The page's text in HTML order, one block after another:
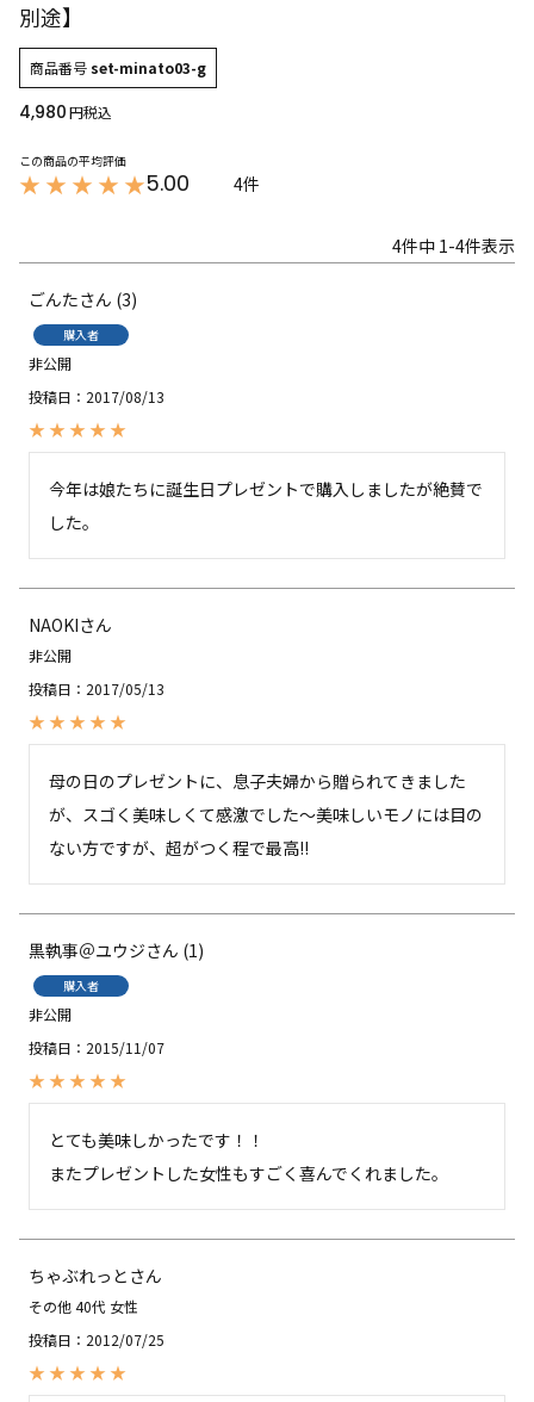
別途】
商品番号set-minato03-g
4,980 税込
5.00 4
4件中 1-4件表示
ごんた 3
購入者
非公開
投稿日
2017/08/13
今年は娘たちに誕生日プレゼントで購入しましたが絶賛で
した。
NAOKI
非公開
投稿日
2017/05/13
母の日のプレゼントに、息子夫婦から贈られてきました
が、スゴく美味しくて感激でした～美味しいモノには目の
ない方ですが、超がつく程で最高!!
黒執事＠ユウジ 1
購入者
非公開
投稿日
2015/11/07
とても美味しかったです！！
またプレゼントした女性もすごく喜んでくれました。
ちゃぶれっと
その他40代 女性
投稿日
2012/07/25